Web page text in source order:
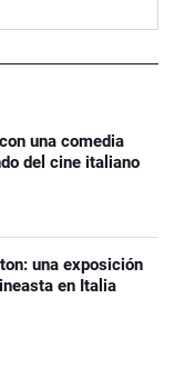
una comedia
del cine italiano
una exposición
en Italia